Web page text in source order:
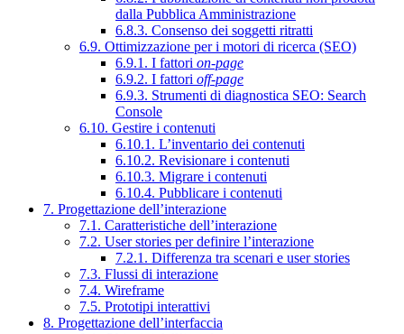
dalla Pubblica Amministrazione
6.8.3. Consenso dei soggetti ritratti
6.9. Ottimizzazione per i motori di ricerca (SEO)
6.9.1. I fattori on-page
6.9.2. I fattori off-page
6.9.3. Strumenti di diagnostica SEO: Search
Console
6.10. Gestire i contenuti
6.10.1. L’inventario dei contenuti
6.10.2. Revisionare i contenuti
6.10.3. Migrare i contenuti
6.10.4. Pubblicare i contenuti
7. Progettazione dell’interazione
7.1. Caratteristiche dell’interazione
7.2. User stories per definire l’interazione
7.2.1. Differenza tra scenari e user stories
7.3. Flussi di interazione
7.4. Wireframe
7.5. Prototipi interattivi
8. Progettazione dell’interfaccia